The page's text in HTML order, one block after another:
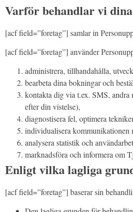
Varför behandlar vi
[acf field=”foretag”] samlar in
[acf field=”foretag”] använder
administrera, tillhandahålla,
bearbeta dina bokningar och
kontakta dig via t.ex. SMS,
efter din vistelse),
diagnostisera fel, optimera
individualisera kommunikationen
analysera statistik och
marknadsföra och informera om
Enligt vilka lagliga
[acf field=”foretag”] baserar sin